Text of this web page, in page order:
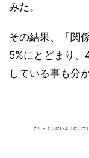
みた。
その結果、「関
5%にとどまり
している事も分